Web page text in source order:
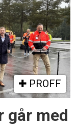
PROFF
går med